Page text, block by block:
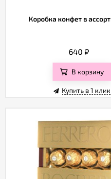
Коробка конфет в
640 ₽
В корзину
Купить в 1 клик